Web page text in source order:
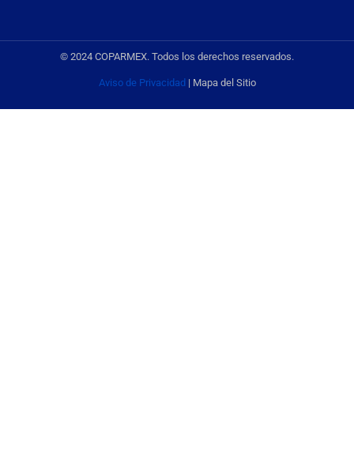
© 2024 COPARMEX. Todos los derechos reservados.
Aviso de Privacidad | Mapa del Sitio